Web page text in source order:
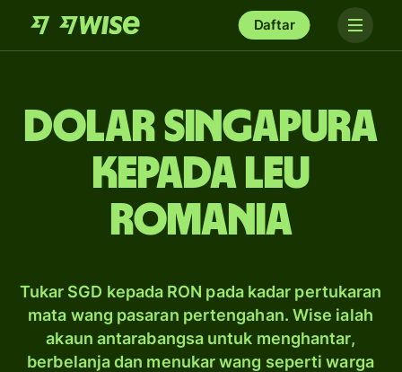
Daftar
dolar Singapura
kepada leu
Romania
Tukar SGD kepada RON pada kadar pertukaran
mata wang pasaran pertengahan. Wise ialah
akaun antarabangsa untuk menghantar,
berbelanja dan menukar wang seperti warga